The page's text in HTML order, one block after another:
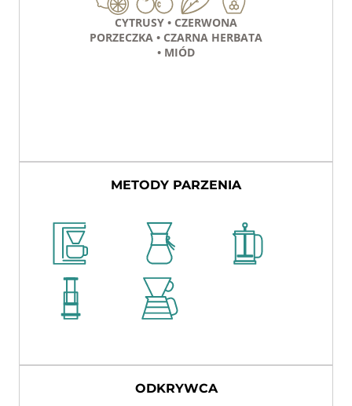
CYTRUSY
CZERWONA
PORZECZKA
CZARNA HERBATA
MIÓD
METODY PARZENIA
ODKRYWCA